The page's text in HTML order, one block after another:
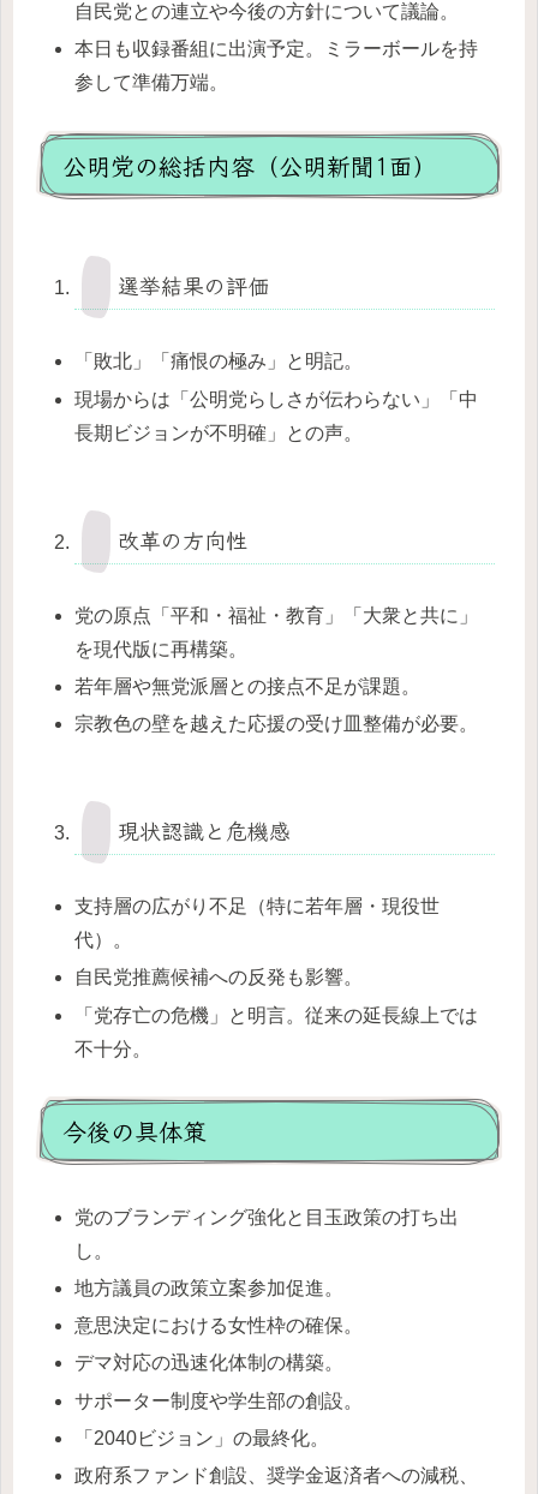
自民党との連立や今後の方針について議論。
本日も収録番組に出演予定。ミラーボールを持
参して準備万端。
公明党の総括内容（公明新聞1面）
選挙結果の評価
「敗北」「痛恨の極み」と明記。
現場からは「公明党らしさが伝わらない」「中
長期ビジョンが不明確」との声。
改革の方向性
党の原点「平和・福祉・教育」「大衆と共に」
を現代版に再構築。
若年層や無党派層との接点不足が課題。
宗教色の壁を越えた応援の受け皿整備が必要。
現状認識と危機感
支持層の広がり不足（特に若年層・現役世
代）。
自民党推薦候補への反発も影響。
「党存亡の危機」と明言。従来の延長線上では
不十分。
今後の具体策
党のブランディング強化と目玉政策の打ち出
し。
地方議員の政策立案参加促進。
意思決定における女性枠の確保。
デマ対応の迅速化体制の構築。
サポーター制度や学生部の創設。
「2040ビジョン」の最終化。
政府系ファンド創設、奨学金返済者への減税、